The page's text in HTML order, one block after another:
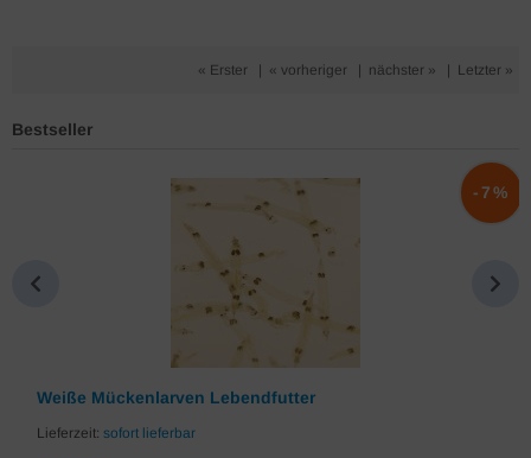
« Erster « vorheriger nächster » Letzter »
Bestseller
Weiße Mückenlarven Lebendfutter
Lieferzeit: sofort lieferbar
-7%